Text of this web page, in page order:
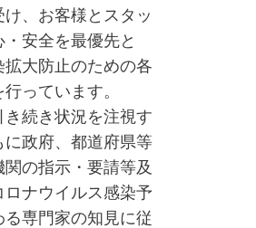
け、お客様とスタッ
・安全を最優先と
拡大防止のための各
っています。
き続き状況を注視す
に政府、都道府県等
関の指示・要請等及
ロナウイルス感染予
る専門家の知見に従